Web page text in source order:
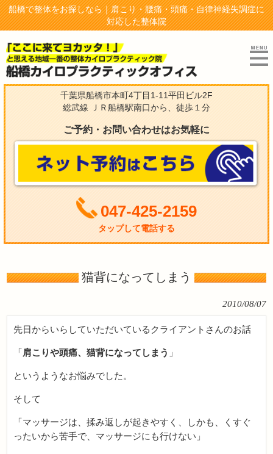
船橋で整体をお探しなら｜肩こり・腰痛・頭痛・自律神経失調症に
対応した整体院
千葉県船橋市本町4丁目1-11平田ビル2F
総武線 ＪＲ船橋駅南口から、徒歩１分
ご予約・お問い合わせはお気軽に
047-425-2159
タップして電話する
猫背になってしまう
2010/08/07
先日からいらしていただいているクライアントさんのお話
「肩こりや頭痛、猫背になってしまう 」
というようなお悩みでした。
そして
「マッサージは、揉み返しが起きやすく、しかも、くすぐ
ったいから苦手で、マッサージにも行けない」